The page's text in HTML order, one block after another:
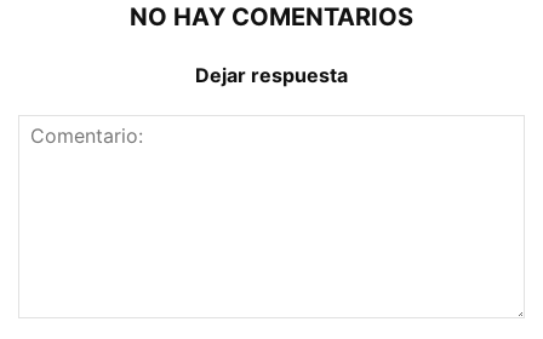
NO HAY COMENTARIOS
Dejar respuesta